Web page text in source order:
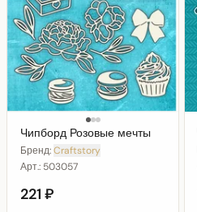
Чипборд Розовые мечты
Бренд:Craftstory
Арт.: 503057
221 ₽